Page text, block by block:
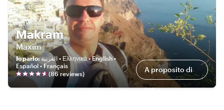
Makram
Maxim
Io parlo:العربية • Ελληνικά • English •
Español • Français
(86reviews) A proposito di
me